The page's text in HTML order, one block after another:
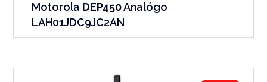
Motorola DEP450Analógo
LAH01JDC9JC2AN